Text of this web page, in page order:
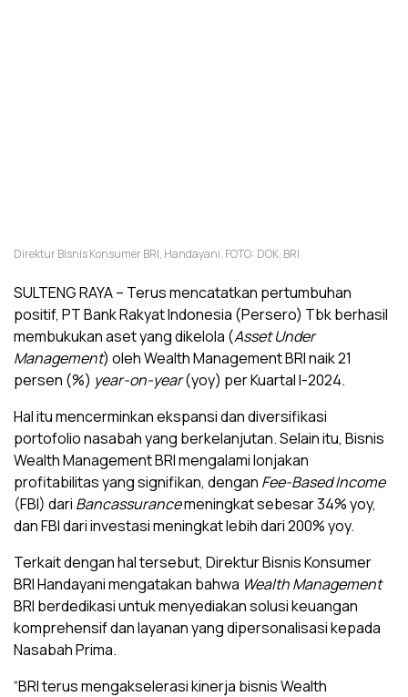
Direktur Bisnis Konsumer BRI, Handayani. FOTO: DOK. BRI
SULTENG RAYA – Terus mencatatkan pertumbuhan
positif, PT Bank Rakyat Indonesia (Persero) Tbk berhasil
membukukan aset yang dikelola (Asset Under
Management) oleh Wealth Management BRI naik 21
persen (%) year-on-year(yoy) per Kuartal I-2024.
Hal itu mencerminkan ekspansi dan diversifikasi
portofolio nasabah yang berkelanjutan. Selain itu, Bisnis
Wealth Management BRI mengalami lonjakan
profitabilitas yang signifikan, dengan Fee-Based Income
(FBI) dari Bancassurancemeningkat sebesar 34% yoy,
dan FBI dari investasi meningkat lebih dari 200% yoy.
Terkait dengan hal tersebut, Direktur Bisnis Konsumer
BRI Handayani mengatakan bahwa Wealth Management
BRI berdedikasi untuk menyediakan solusi keuangan
komprehensif dan layanan yang dipersonalisasi kepada
Nasabah Prima.
“BRI terus mengakselerasi kinerja bisnis Wealth